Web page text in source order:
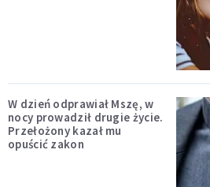
W dzień odprawiał Mszę, w
nocy prowadził drugie życie.
Przełożony kazał mu
opuścić zakon